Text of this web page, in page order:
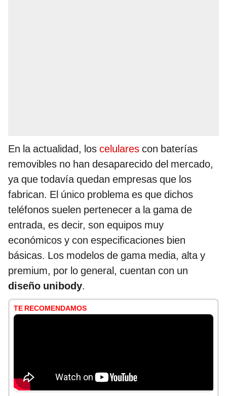
En la actualidad, los celulares con baterías
removibles no han desaparecido del mercado,
ya que todavía quedan empresas que los
fabrican. El único problema es que dichos
teléfonos suelen pertenecer a la gama de
entrada, es decir, son equipos muy
económicos y con especificaciones bien
básicas. Los modelos de gama media, alta y
premium, por lo general, cuentan con un
diseño unibody.
TE RECOMENDAMOS